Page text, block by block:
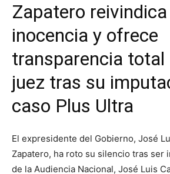
Zapatero
inocencia y ofrece
transparencia total
juez tras su
caso Plus Ultra
El expresidente del Gobierno, José
Zapatero, ha roto su silencio tras ser
de la Audiencia Nacional, José Luis